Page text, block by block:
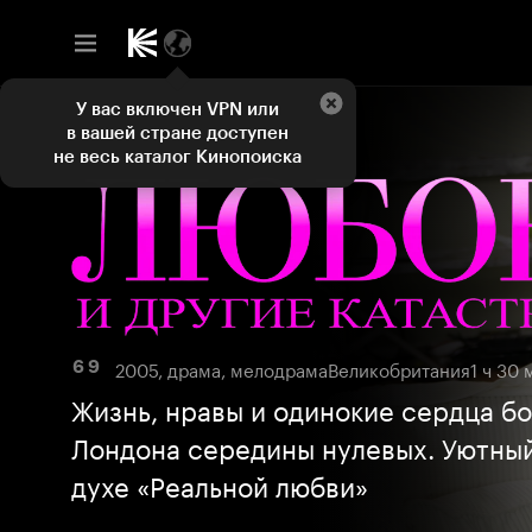
6 9 2005, драма, мелодрамаВеликобритания1 ч 30
Жизнь, нравы и одинокие сердца
Лондона середины нулевых.
духе «Реальной любви»
У вас включен VPN или
в вашей стране доступен
не весь каталог Кинопоиска